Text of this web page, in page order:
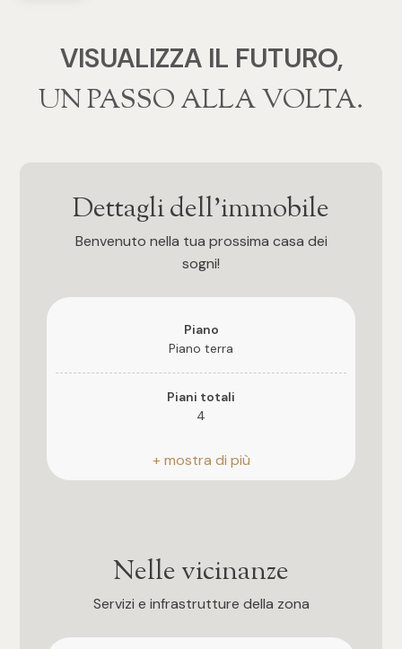
VISUALIZZA IL FUTURO,
‍‍UN PASSO ALLA VOLTA.
Dettagli dell'immobile
Benvenuto nella tua prossima casa dei
sogni!
Piano
Piano terra
Piani totali
4
Riscaldamento
Autonomo
Assenza barriere architettoniche
Nelle vicinanze
Servizi e infrastrutture della zona
Bagni
Qualsiasi
Camere